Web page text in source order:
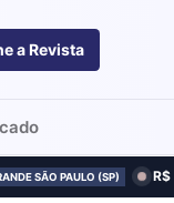
a Revista
SÃO PAULO (SP)